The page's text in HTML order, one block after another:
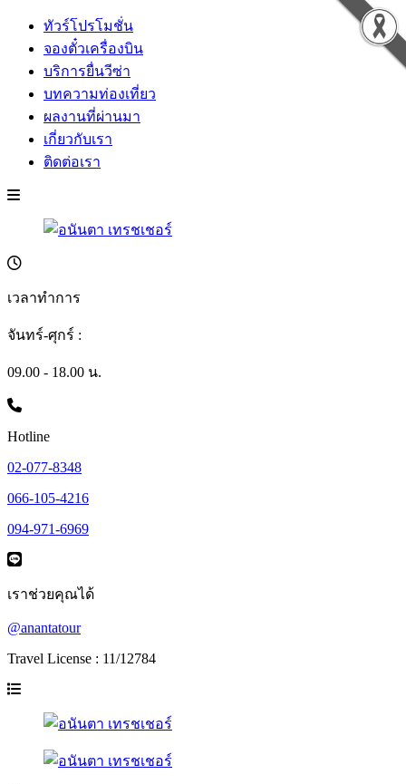
ทัวร์โปรโมชั่น
จองตั๋วเครื่องบิน
บริการยื่นวีซ่า
บทความท่องเที่ยว
ผลงานที่ผ่านมา
เกี่ยวกับเรา
ติดต่อเรา
เวลาทำการ
จันทร์-ศุกร์ :
09.00 - 18.00 น.
Hotline
02-077-8348
066-105-4216
094-971-6969
เราช่วยคุณได้
@anantatour
Travel License : 11/12784